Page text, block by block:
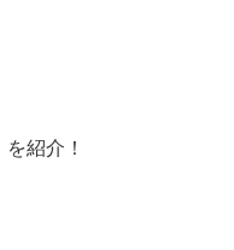
紹介！